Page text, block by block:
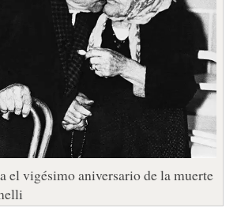
el vigésimo aniversario de la muerte